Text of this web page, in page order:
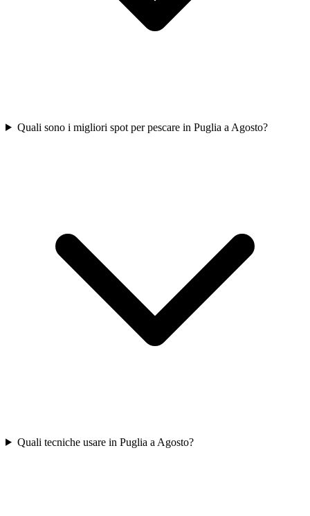
Quali sono i migliori spot per pescare in Puglia a Agosto?
Quali tecniche usare in Puglia a Agosto?